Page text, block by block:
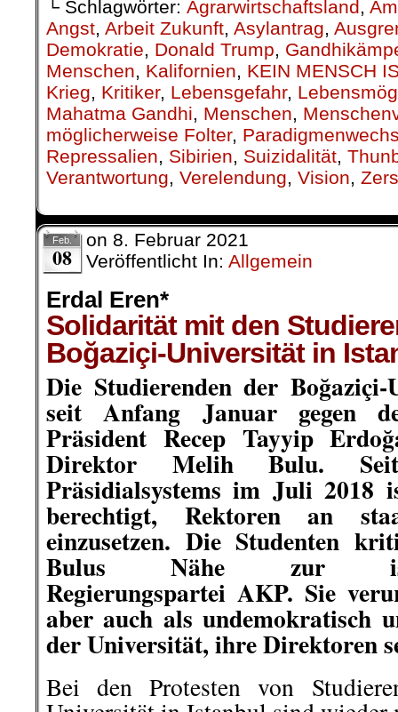
└ Schlagwörter: Agrarwirtschaftsland,
Angst, Arbeit Zukunft, Asylantrag,
Demokratie, Donald Trump,
Menschen, Kalifornien, KEIN MENSCH
Krieg, Kritiker, Lebensgefahr,
Mahatma Gandhi, Menschen,
möglicherweise Folter,
Repressalien, Sibirien, Suizidalität,
Verantwortung, Verelendung, Vision,
Feb.
08
on 8. Februar 2021
Veröffentlicht In: Allgemein
Erdal Eren*
Solidarität mit den
Boğaziçi-Universität in
Die Studierenden der
seit Anfang Januar gegen
Präsident Recep Tayyip
Direktor Melih Bulu.
Präsidialsystems im Juli 2018
berechtigt, Rektoren an
einzusetzen. Die Studenten
Bulus Nähe zur
Regierungspartei AKP. Sie
aber auch als undemokratisch
der Universität, ihre Direktoren
Bei den Protesten von